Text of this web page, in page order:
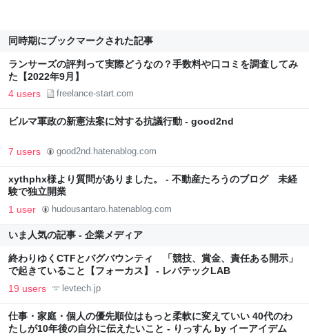
同時期にブックマークされた記事
ランサーズの評判って実際どうなの？手数料や口コミを調査してみ
た【2022年9月】
4 users freelance-start.com
ビルマ軍政の新憲法案に対する抗議行動 - good2nd
7 users good2nd.hatenablog.com
xythphx様より質問がありました。 - 不動産たろうのブログ 未経
験で独立開業
1 user hudousantaro.hatenablog.com
いま人気の記事 - 企業メディア
終わりゆくCTFとバグバウンティ 「競技、賞金、責任ある開示」
で起きていること【フォーカス】 - レバテックLAB
19 users levtech.jp
仕事・家庭・個人の優先順位はもっと柔軟に変えていい 40代のわ
たしが10年後の自分に伝えたいこと - りっすん by イーアイデム